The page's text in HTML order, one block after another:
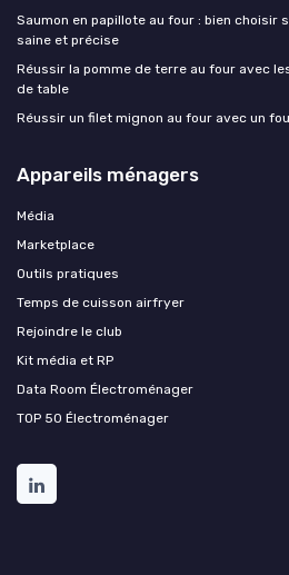
Saumon en papillote au four : bien choisir
saine et précise
Réussir la pomme de terre au four avec
de table
Réussir un filet mignon au four avec un
Appareils ménagers
Média
Marketplace
Outils pratiques
Temps de cuisson airfryer
Rejoindre le club
Kit média et RP
Data Room Électroménager
TOP 50 Électroménager